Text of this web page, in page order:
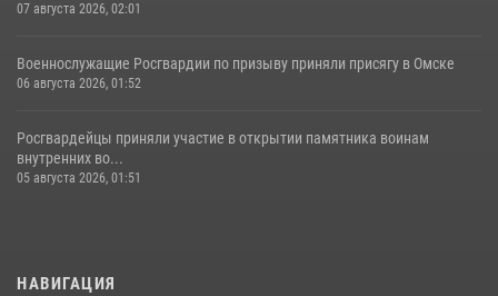
07 августа 2026, 02:01
Военнослужащие Росгвардии по призыву приняли присягу в Омске
06 августа 2026, 01:52
Росгвардейцы приняли участие в открытии памятника воинам
внутренних во...
05 августа 2026, 01:51
НАВИГАЦИЯ